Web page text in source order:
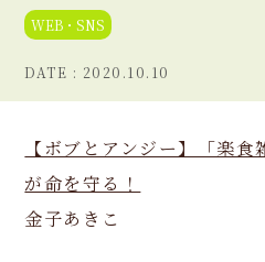
WEB・SNS
2020.10.10
【ボブとアンジー】「楽
が命を守る！
金子あきこ